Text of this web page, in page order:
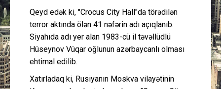
Əlaqə
Qeyd edək ki, "Crocus City Hall"da törədilən
terror aktında ölən 41 nəfərin adı açıqlanıb.
Siyahıda adı yer alan 1983-cü il təvəllüdlü
Hüseynov Vüqar oğlunun azərbaycanlı olması
ehtimal edilib.
Xatırladaq ki, Rusiyanın Moskva vilayətinin